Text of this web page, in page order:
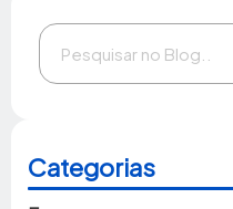
Categorias